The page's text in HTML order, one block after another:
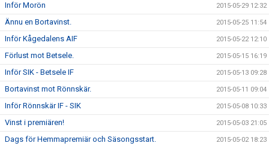
Inför Morön 2015-05-29 12:32
Ännu en Bortavinst. 2015-05-25 11:54
Inför Kågedalens AIF 2015-05-22 12:10
Förlust mot Betsele. 2015-05-15 16:19
Inför SIK - Betsele IF 2015-05-13 09:28
Bortavinst mot Rönnskär. 2015-05-11 09:04
Inför Rönnskär IF - SIK 2015-05-08 10:33
Vinst i premiären! 2015-05-03 21:05
Dags för Hemmapremiär och Säsongsstart. 2015-05-02 18:23